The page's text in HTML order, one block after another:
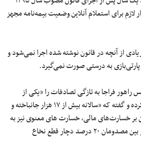
لازم برای استعلام آنلاین وضعیت بیمه‌نامه مجهز
از آنچه در قانون نوشته شده اجرا نمی‌شود و
پارتی‌بازی به درستی صورت نمی‌گیرد.
راهور فراجا به تازگی تصادفات را «یکی از
مشکلات جدی» ایران اعلام کرده و گفته که «سالانه بیش از ١٧ هزار جانباخته و
بر خسارت‌های مالی، خسارت های معنوی نیز به
خانواده ها وارد می شود که از بین مصدومان ٢٠ درصد دچار قطع نخاع